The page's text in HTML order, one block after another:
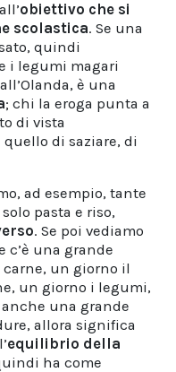
obiettivo che si
scolastica. Se una
quindi
i legumi magari
è una
; chi la eroga punta a
di vista
di saziare, di
ad esempio, tante
pasta e riso,
. Se poi vediamo
una grande
un giorno il
un giorno i legumi,
una grande
allora significa
equilibrio della
ha come